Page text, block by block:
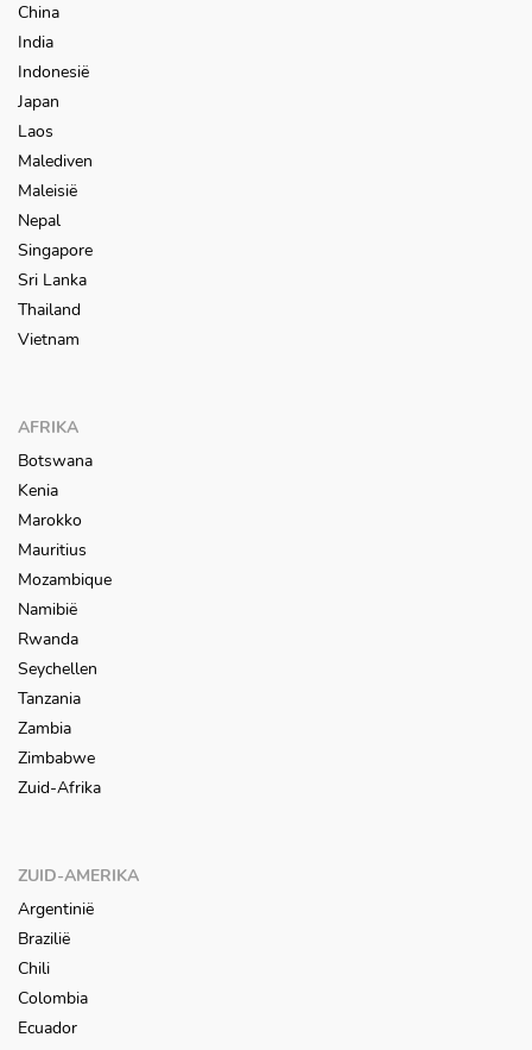
China
India
Indonesië
Japan
Laos
Malediven
Maleisië
Nepal
Singapore
Sri Lanka
Thailand
Vietnam
AFRIKA
Botswana
Kenia
Marokko
Mauritius
Mozambique
Namibië
Rwanda
Seychellen
Tanzania
Zambia
Zimbabwe
Zuid-Afrika
ZUID-AMERIKA
Argentinië
Brazilië
Chili
Colombia
Ecuador